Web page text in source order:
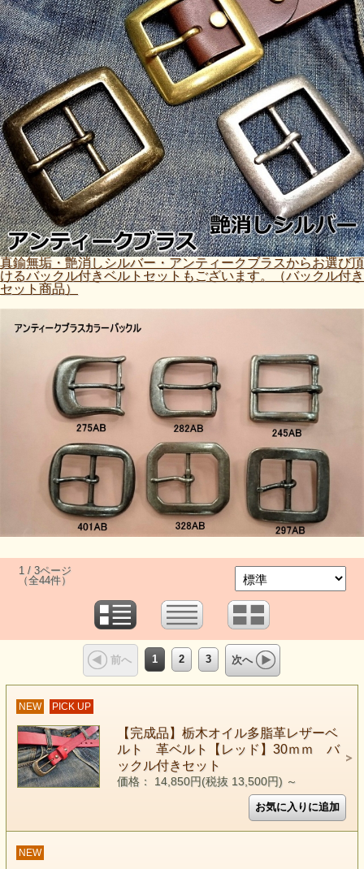
真鍮無垢・艶消しシルバー・アンティークブラスからお選び頂
けるバックル付きベルトセットもございます。（バックル付き
セット商品）
1 / 3ページ
（全44件）
前へ 1 2 3 次へ
NEW PICK UP
【完成品】栃木オイル多脂革レザーベ
ルト 革ベルト【レッド】30ｍｍ バ
ックル付きセット
価格： 14,850円(税抜 13,500円) ～
NEW